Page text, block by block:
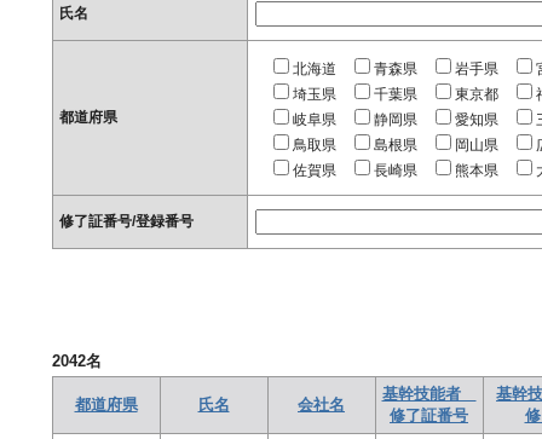
氏名
都道府県
北海道 青森県 岩手県
埼玉県
千葉県 東京都
岐阜県
静岡県 愛知県
鳥取県
島根県 岡山県
佐賀県
長崎県 熊本県
修了証番号/登録番号
2042名
都道府県 氏名 会社名
基幹技能者
修了証番号
基幹